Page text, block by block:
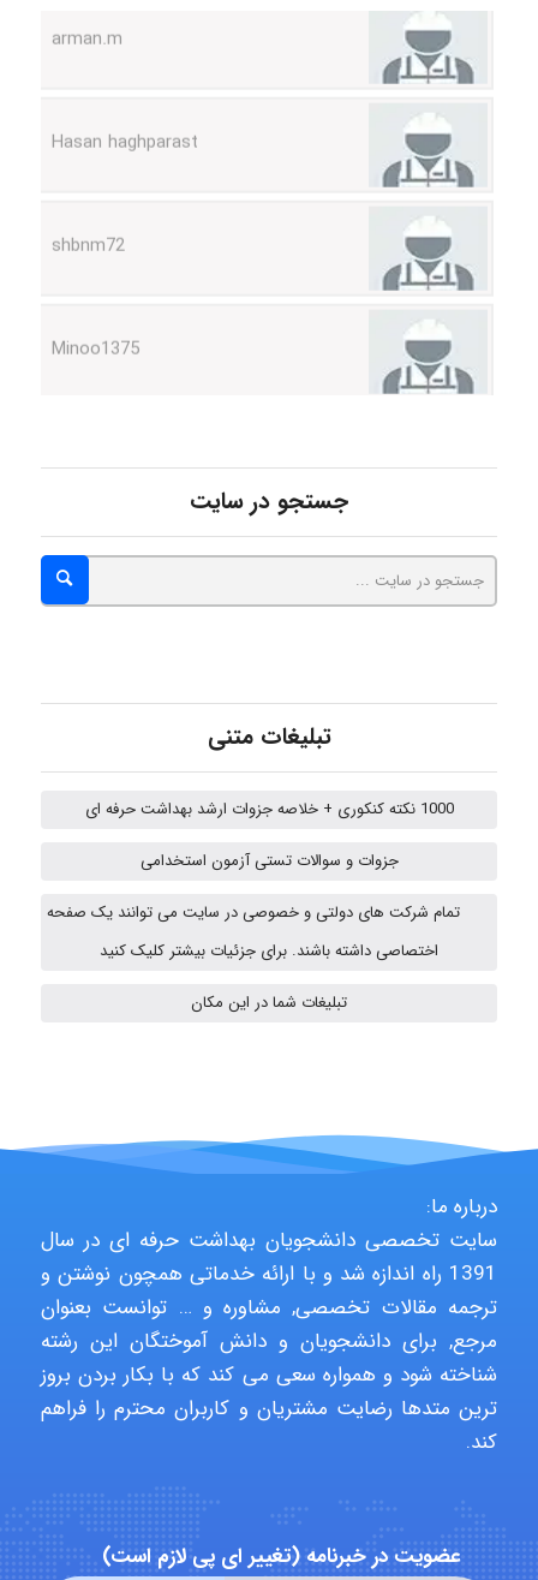
vali
HaddadiMahsa
nima5534
Minoo1375
Sara
ZAK
جستجو در سایت
تبلیغات متنی
1000 نکته کنکوری + خلاصه جزوات ارشد بهداشت حرفه ای
جزوات و سوالات تستی آزمون استخدامی
تمام شرکت های دولتی و خصوصی در سایت می توانند یک صفحه
اختصاصی داشته باشند. برای جزئیات بیشتر کلیک کنید
تبلیغات شما در این مکان
درباره ما:
سایت تخصصی دانشجویان بهداشت حرفه ای در سال
1391 راه اندازه شد و با ارائه خدماتی همچون نوشتن و
ترجمه مقالات تخصصی, مشاوره و … توانست بعنوان
مرجع, برای دانشجویان و دانش آموختگان این رشته
شناخته شود و همواره سعی می کند که با بکار بردن بروز
ترین متدها رضایت مشتریان و کاربران محترم را فراهم
کند.
عضویت در خبرنامه (تغییر ای پی لازم است)